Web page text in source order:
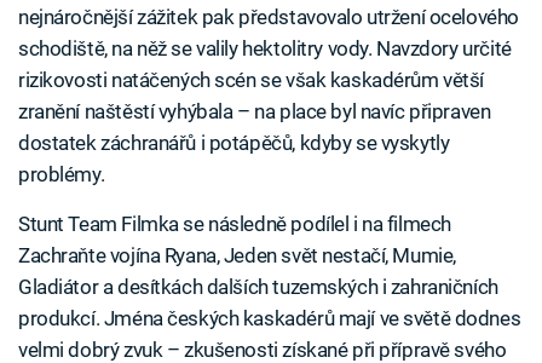
nejnáročnější zážitek pak představovalo utržení ocelového
schodiště, na něž se valily hektolitry vody. Navzdory určité
rizikovosti natáčených scén se však kaskadérům větší
zranění naštěstí vyhýbala – na place byl navíc připraven
dostatek záchranářů i potápěčů, kdyby se vyskytly
problémy.
Stunt Team Filmka se následně podílel i na filmech
Zachraňte vojína Ryana, Jeden svět nestačí, Mumie,
Gladiátor a desítkách dalších tuzemských i zahraničních
produkcí. Jména českých kaskadérů mají ve světě dodnes
velmi dobrý zvuk – zkušenosti získané při přípravě svého